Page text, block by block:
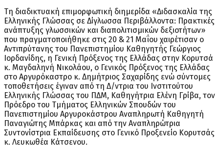
Τη διαδικτυακή επιμορφωτική διημερίδα «Διδασκαλία της
Ελληνικής Γλώσσας σε Δίγλωσσα Περιβάλλοντα: Πρακτικές
ανάπτυξης γλωσσικών και διαπολιτισμικών δεξιοτήτων»
που πραγματοποιήθηκε στις 20 & 21 Μαΐου χαιρέτισαν ο
Αντιπρύτανης του Πανεπιστημίου Καθηγητής Γεώργιος
Ιορδανίδης, η Γενική Πρόξενος της Ελλάδας στην Κορυτσά
κ. Μαγδαληνή Νικολάου, ο Γενικός Πρόξενος της Ελλάδας
στο Αργυρόκαστρο κ. Δημήτριος Σαχαρίδης ενώ σύντομες
τοποθετήσεις έγιναν από τη Δ/ντρια του Ινστιτούτου
Ελληνικής Γλώσσας του ΠΔΜ, Καθηγήτρια Ελένη Γρίβα, τον
Πρόεδρο του Τμήματος Ελληνικών Σπουδών του
Πανεπιστημίου Αργυροκάστρου Αναπληρωτή Καθηγητή
Παναγιώτης Μπάρκας και από την Αναπληρώτρια
Συντονίστρια Εκπαίδευσης στο Γενικό Προξενείο Κορυτσάς
κ. Λευκωθέα Κάτσενου.